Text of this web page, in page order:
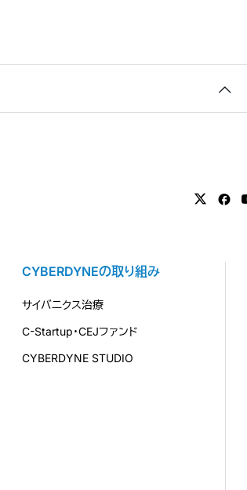
CYBERDYNEの取り組み
サイバニクス治療
C-Startup・CEJファンド
CYBERDYNE STUDIO